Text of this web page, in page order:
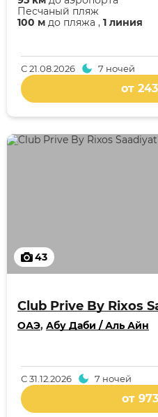
100 м до пляжа , 1 линия
Песчаный пляж
С21.08.2026 7 ночей
от
43
Club Prive By Rixos
ОАЭ, Абу Даби / Аль Айн
С31.12.2026 7 ночей
от